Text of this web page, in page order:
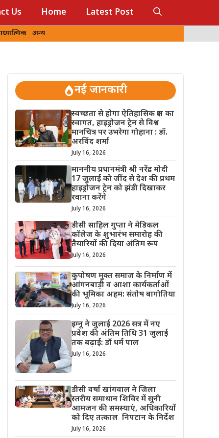
Us Home Latest Post
अन्य
नई जानकारी
स्वच्छता से होगा ऐतिहासिक क्षण का
स्वागत, हाइड्रोजन ट्रेन से विश्व
मानचित्र पर उभरेगा गोहाना : डॉ.
अरविंद शर्मा
July 16, 2026
माननीय प्रधानमंत्री श्री नरेंद्र मोदी
17 जुलाई को जींद से देश की प्रथम
हाइड्रोजन ट्रेन को झंडी दिखाकर
रवाना करेंगे
July 16, 2026
डीसी साहिल गुप्ता ने मेडिकल
कॉलेज के शुभारंभ समारोह की
तैयारियों की दिया अंतिम रूप
July 16, 2026
कुपोषण मुक्त समाज के निर्माण में
आंगनबाड़ी व आशा कार्यकर्ताओं
की भूमिका अहम: संतोष बागोतिया
July 16, 2026
इग्नू ने जुलाई 2026 सत्र में नए
प्रवेश की अंतिम तिथि 31 जुलाई
तक बढ़ाई: डॉ धर्म पाल
July 16, 2026
डीसी वर्षा खांगवाल ने जिला
स्तरीय समाधान शिविर में सुनी
आमजन की समस्याएं, अधिकारियों
को दिए तत्काल निपटान के निर्देश
July 16, 2026